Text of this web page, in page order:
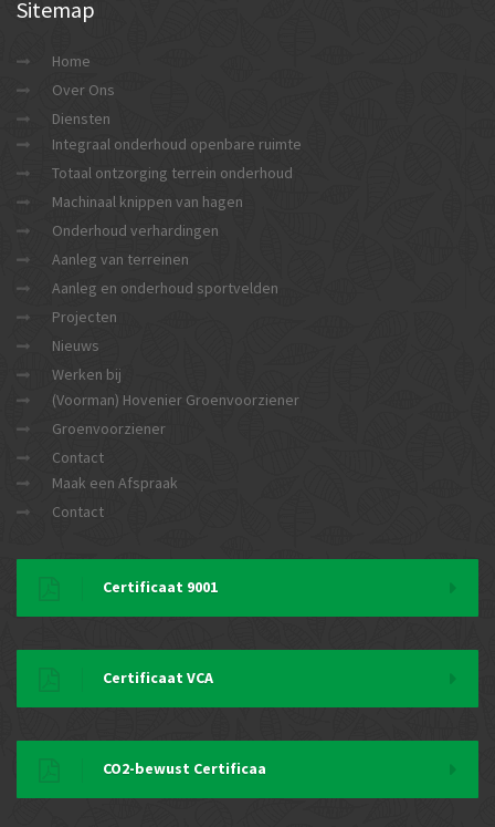
Sitemap
Home
Over Ons
Diensten
Integraal onderhoud openbare ruimte
Totaal ontzorging terrein onderhoud
Machinaal knippen van hagen
Onderhoud verhardingen
Aanleg van terreinen
Aanleg en onderhoud sportvelden
Projecten
Nieuws
Werken bij
(Voorman) Hovenier Groenvoorziener
Groenvoorziener
Contact
Maak een Afspraak
Contact
Certificaat 9001
Certificaat VCA
CO2-bewust Certificaa